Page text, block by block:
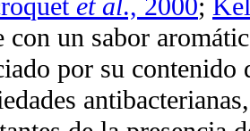
et al., 2000;
con un sabor
por su